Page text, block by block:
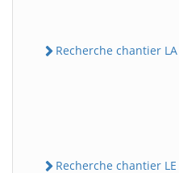
Recherche chantier LA
Recherche chantier LE